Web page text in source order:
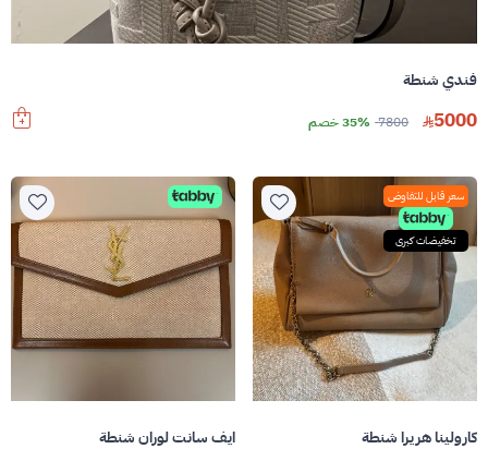
فندي شنطة
5000
7800 35% خصم
سعر قابل للتفاوض
تخفيضات كبرى
كارولينا هريرا شنطة ايف سانت لوران شنطة